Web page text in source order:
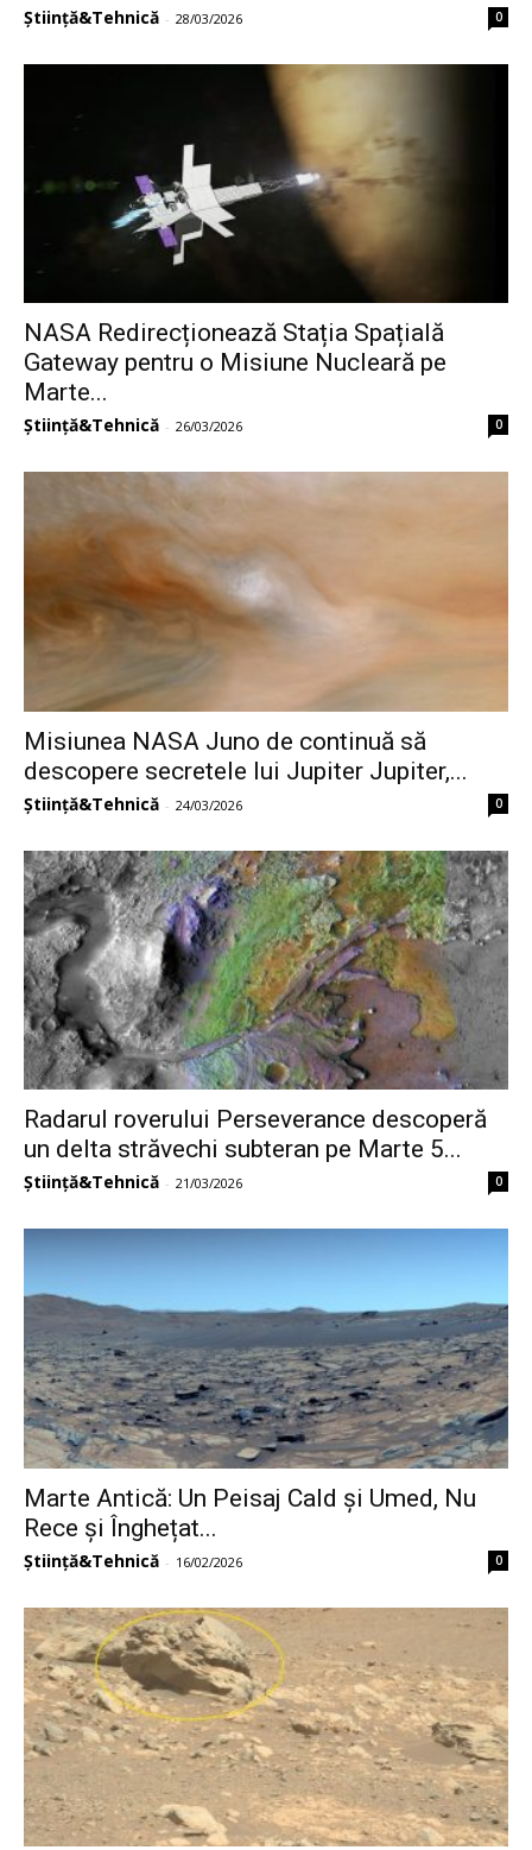
Știință&Tehnică - 28/03/2026 0
NASA Redirecționează Stația Spațială
Gateway pentru o Misiune Nucleară pe
Marte...
Știință&Tehnică - 26/03/2026 0
Misiunea NASA Juno de continuă să
descopere secretele lui Jupiter Jupiter,...
Știință&Tehnică - 24/03/2026 0
Radarul roverului Perseverance descoperă
un delta străvechi subteran pe Marte 5...
Știință&Tehnică - 21/03/2026 0
Marte Antică: Un Peisaj Cald și Umed, Nu
Rece și Înghețat...
Știință&Tehnică - 16/02/2026 0